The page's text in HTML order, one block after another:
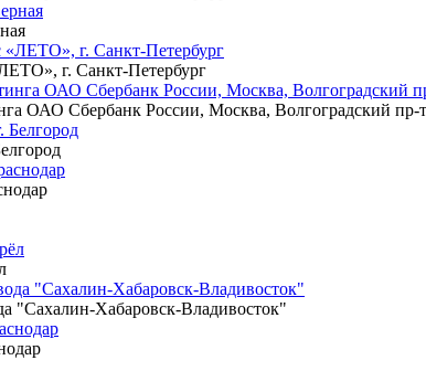
г. Санкт-Петербург
ОАО Сбербанк России, Москва, Волгоградский пр-
"Сахалин-Хабаровск-Владивосток"